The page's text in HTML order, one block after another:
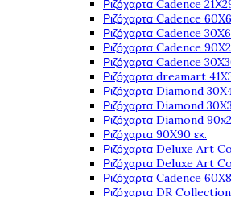
Ριζόχαρτα Cadence
Ριζόχαρτα Cadence
Ριζόχαρτα Cadence
Ριζόχαρτα Cadence
Ριζόχαρτα Cadence
Ριζόχαρτα dreamart
Ριζόχαρτα Diamond
Ριζόχαρτα Diamond
Ριζόχαρτα Diamond
Ριζόχαρτα 90X90 εκ.
Ριζόχαρτα Deluxe Art
Ριζόχαρτα Deluxe Art
Ριζόχαρτα Cadence
Ριζόχαρτα DR